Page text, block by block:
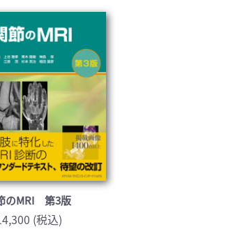
のMRI 第3版
(税込)